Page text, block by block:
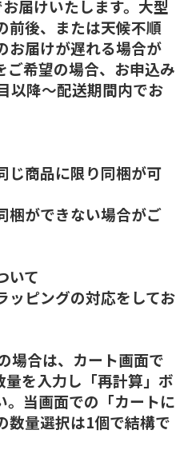
届けいたします。大型
前後、または天候不順
お届けが遅れる場合が
ご希望の場合、お申込み
以降～配送期間内でお
じ商品に限り同梱が可
ができない場合がご
いて
ッピングの対応をしてお
場合は、カート画面で
量を入力し「再計算」ボ
。当画面での「カートに
数量選択は1個で結構で